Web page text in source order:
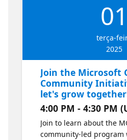
01
terça-
2025
Join the Microsoft
Community
let's grow
4:00 PM - 4:30 PM
Join to learn about the
community-led program